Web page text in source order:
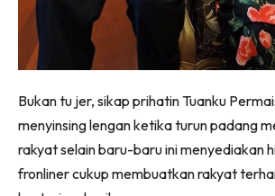
Bukan tu jer, sikap prihatin Tuanku
menyinsing lengan ketika turun padang
rakyat selain baru-baru ini menyediakan
fronliner cukup membuatkan rakyat